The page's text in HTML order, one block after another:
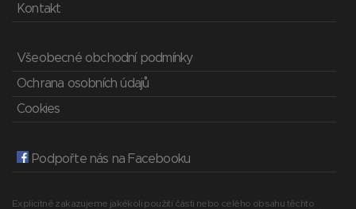
Kontakt
Všeobecné obchodní podmínky
Ochrana osobních údajů
Cookies
Podpořte nás na Facebooku
Explicitně zakazujeme jakékoli použití části nebo celého obsahu těchto